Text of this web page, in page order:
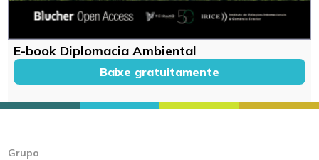
E-book Diplomacia Ambiental
Baixe gratuitamente
Grupo